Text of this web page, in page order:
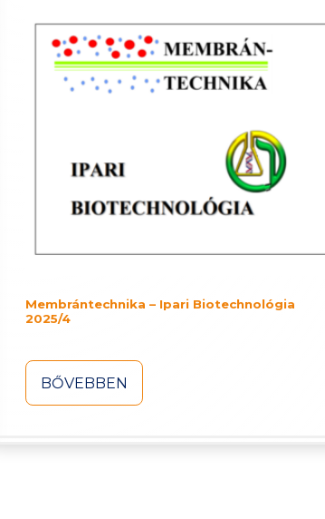
Membrántechnika – Ipari Biotechnológia
2025/4
BŐVEBBEN